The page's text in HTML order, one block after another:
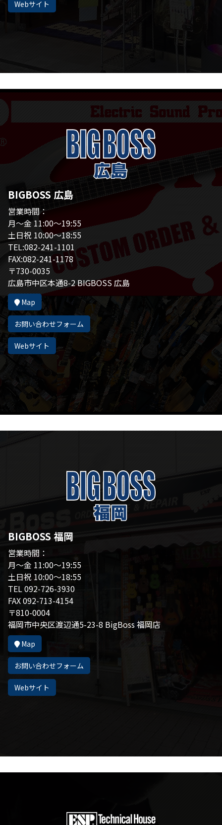
Webサイト
BIGBOSS 広島
営業時間：
月～金 11:00～19:55
土日祝 10:00～18:55
TEL:082-241-1101
FAX:082-241-1178
〒730-0035
広島市中区本通8-2 BIGBOSS 広島
Map
お問い合わせフォーム
Webサイト
BIGBOSS 福岡
営業時間：
月～金 11:00～19:55
土日祝 10:00～18:55
TEL 092-726-3930
FAX 092-713-4154
〒810-0004
福岡市中央区渡辺通5-23-8 BigBoss 福岡店
Map
お問い合わせフォーム
Webサイト